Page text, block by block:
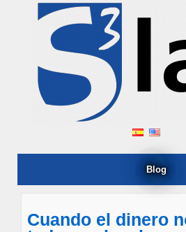
Blog
Cuando el dinero